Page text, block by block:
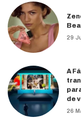
29
A
de
26